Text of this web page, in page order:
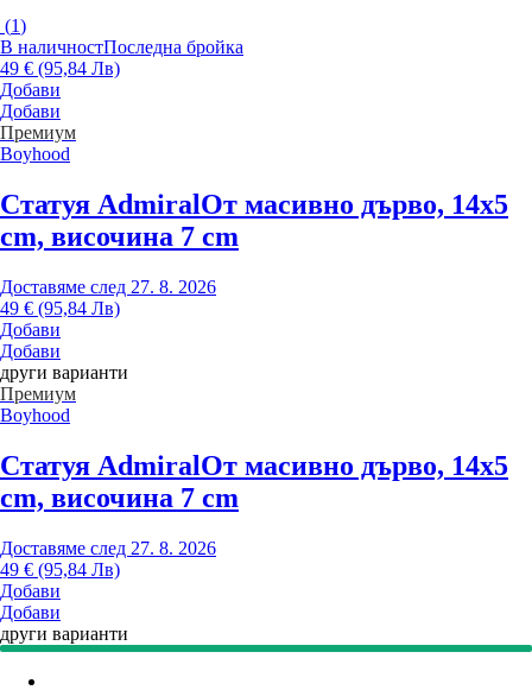
(1)
В наличностПоследна бройка
49 € (95,84 Лв)
Добави
Добави
Премиум
Boyhood
Статуя AdmiralОт масивно дърво, 14x5
cm, височина 7 cm
Доставяме след 27. 8. 2026
49 € (95,84 Лв)
Добави
Добави
други варианти
Премиум
Boyhood
Статуя AdmiralОт масивно дърво, 14x5
cm, височина 7 cm
Доставяме след 27. 8. 2026
49 € (95,84 Лв)
Добави
Добави
други варианти